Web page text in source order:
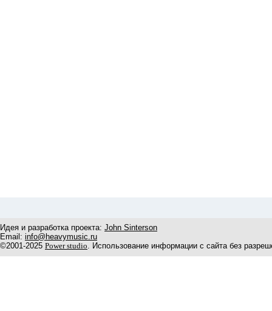
Идея и разработка проекта: John Sinterson
Email: info@heavymusic.ru
©2001-2025 Power studio. Использование информации с сайта без